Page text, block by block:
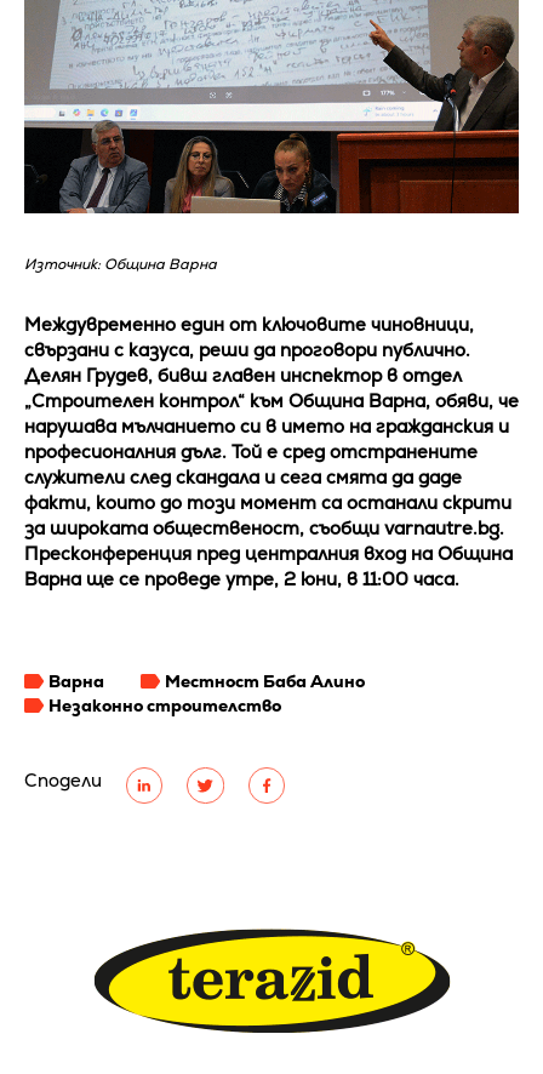
Сподели
Източник: Община Варна
Междувременно един от ключовите чиновници,
свързани с казуса, реши да проговори публично.
Делян Грудев, бивш главен инспектор в отдел
„Строителен контрол“ към Община Варна, обяви, че
нарушава мълчанието си в името на гражданския и
професионалния дълг. Той е сред отстранените
служители след скандала и сега смята да даде
факти, които до този момент са останали скрити
за широката общественост, съобщи varnautre.bg.
Пресконференция пред централния вход на Община
Варна ще се проведе утре, 2 юни, в 11:00 часа.
Варна
Местност Баба Алино
Незаконно строителство